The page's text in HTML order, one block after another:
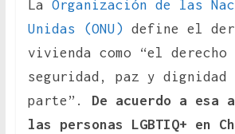
La Organización de las
Unidas (ONU) define el
vivienda como “el
seguridad, paz y dignidad
parte”. De acuerdo a esa
las personas LGBTIQ+ en